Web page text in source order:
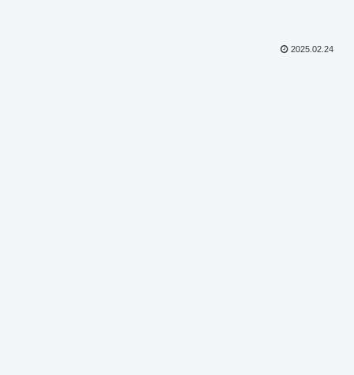
2025.02.24